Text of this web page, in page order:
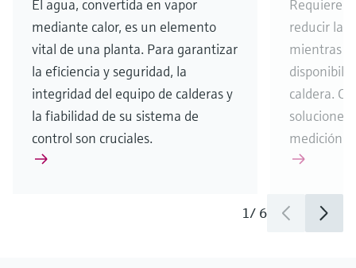
El agua, convertida en vapor
mediante calor, es un elemento
vital de una planta. Para garantizar
la eficiencia y seguridad, la
integridad del equipo de calderas y
la fiabilidad de su sistema de
control son cruciales.
Requiere
reducir la
mientras
caldera.
soluciones
medición
1/ 6